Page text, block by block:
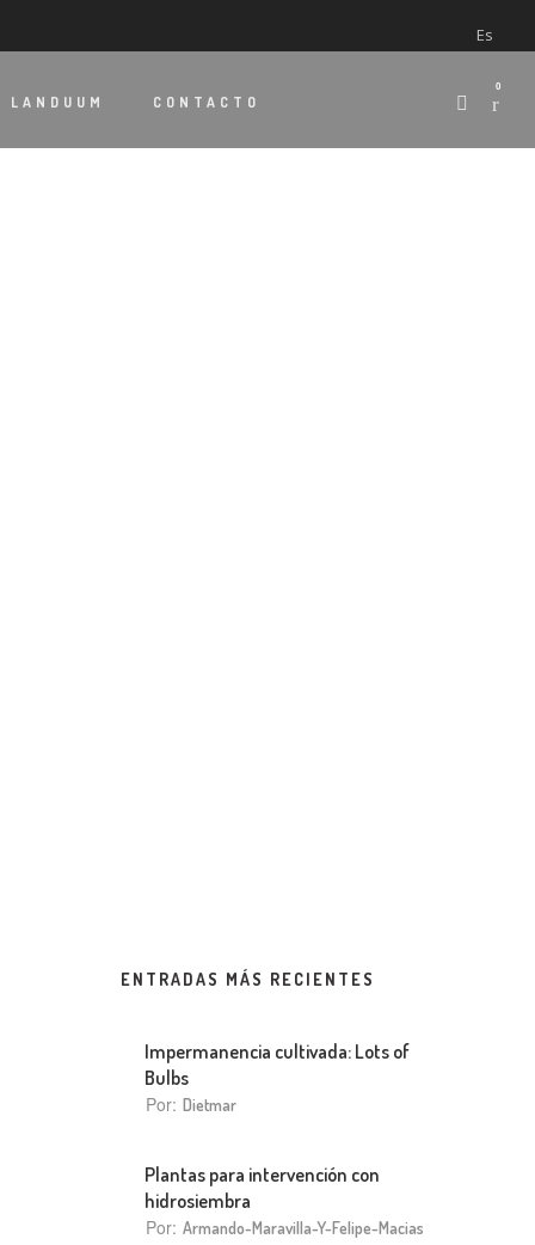
Es
LANDUUM CONTACTO
0
ENTRADAS MÁS RECIENTES
Impermanencia cultivada: Lots of
Bulbs
Por: Dietmar
Plantas para intervención con
hidrosiembra
Por: Armando-Maravilla-Y-Felipe-Macias